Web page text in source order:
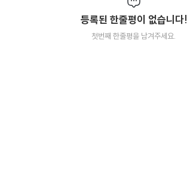
등록된 한줄평이 없습니다!
첫번째 한줄평을 남겨주세요.